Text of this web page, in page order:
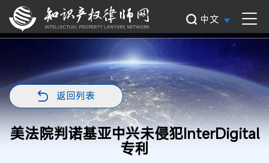
中文
返回列表
美法院判诺基亚中兴未侵犯InterDigital
专利